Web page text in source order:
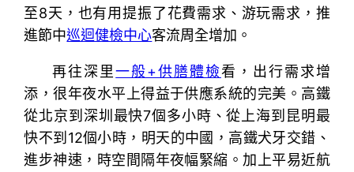
至8天，也有用提振了花費需求、游玩需求，推
進節中巡迴健檢中心客流周全增加。
再往深里一般+供膳體檢看，出行需求增
添，很年夜水平上得益于供應系統的完美。高鐵
從北京到深圳最快7個多小時、從上海到昆明最
快不到12個小時，明天的中國，高鐵犬牙交錯、
進步神速，時空間隔年夜幅緊縮。加上平易近航